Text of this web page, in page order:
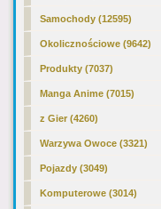
Samochody (12595)
Okolicznościowe (9642)
Produkty (7037)
Manga Anime (7015)
z Gier (4260)
Warzywa Owoce (3321)
Pojazdy (3049)
Komputerowe (3014)